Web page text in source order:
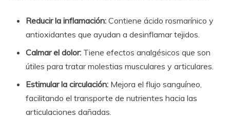
Reducir la inflamación: Contiene ácido rosmarínico y
antioxidantes que ayudan a desinflamar tejidos.
Calmar el dolor: Tiene efectos analgésicos que son
útiles para tratar molestias musculares y articulares.
Estimular la circulación: Mejora el flujo sanguíneo,
facilitando el transporte de nutrientes hacia las
articulaciones dañadas.